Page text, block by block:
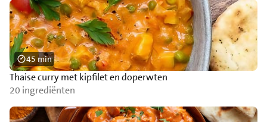
Thaise curry met kipfilet en doperwten
20 ingrediënten
45 min